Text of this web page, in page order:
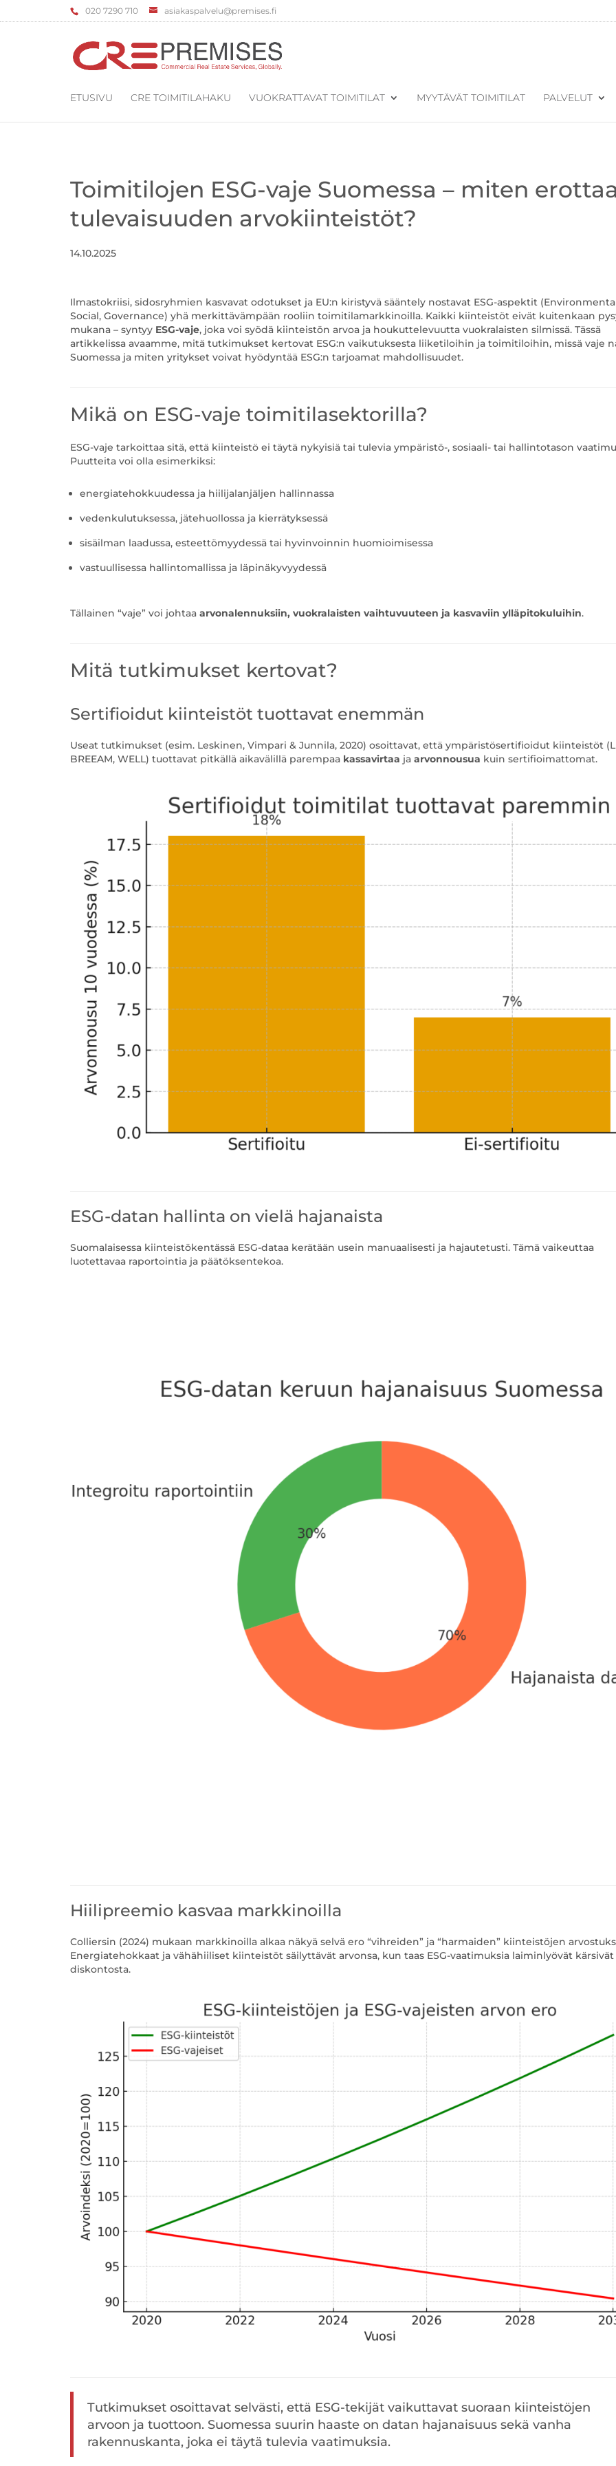
‌020 7290 710 asiakaspalvelu@premises.fi
ETUSIVU CRE TOIMITILAHAKU VUOKRATTAVAT TOIMITILAT MYYTÄVÄT TOIMITILAT PALVELUT
Toimitilojen ESG-vaje Suomessa – miten erottaa
tulevaisuuden arvokiinteistöt?
14.10.2025
Ilmastokriisi, sidosryhmien kasvavat odotukset ja EU:n kiristyvä sääntely nostavat ESG-aspektit
Social, Governance) yhä merkittävämpään rooliin toimitilamarkkinoilla. Kaikki kiinteistöt eivät kuitenkaan
mukana – syntyy ESG-vaje, joka voi syödä kiinteistön arvoa ja houkuttelevuutta vuokralaisten silmissä. Tässä
artikkelissa avaamme, mitä tutkimukset kertovat ESG:n vaikutuksesta liiketiloihin ja toimitiloihin, missä vaje
Suomessa ja miten yritykset voivat hyödyntää ESG:n tarjoamat mahdollisuudet.
Mikä on ESG-vaje toimitilasektorilla?
ESG-vaje tarkoittaa sitä, että kiinteistö ei täytä nykyisiä tai tulevia ympäristö-, sosiaali- tai hallintotason
Puutteita voi olla esimerkiksi:
energiatehokkuudessa ja hiilijalanjäljen hallinnassa
vedenkulutuksessa, jätehuollossa ja kierrätyksessä
sisäilman laadussa, esteettömyydessä tai hyvinvoinnin huomioimisessa
vastuullisessa hallintomallissa ja läpinäkyvyydessä
Tällainen “vaje” voi johtaa arvonalennuksiin, vuokralaisten vaihtuvuuteen ja kasvaviin ylläpitokuluihin.
Mitä tutkimukset kertovat?
Sertifioidut kiinteistöt tuottavat enemmän
Useat tutkimukset (esim. Leskinen, Vimpari & Junnila, 2020) osoittavat, että ympäristösertifioidut kiinteistöt
BREEAM, WELL) tuottavat pitkällä aikavälillä parempaa kassavirtaa ja arvonnousua kuin sertifioimattomat.
ESG-datan hallinta on vielä hajanaista
Suomalaisessa kiinteistökentässä ESG-dataa kerätään usein manuaalisesti ja hajautetusti. Tämä vaikeuttaa
luotettavaa raportointia ja päätöksentekoa.
Hiilipreemio kasvaa markkinoilla
Colliersin (2024) mukaan markkinoilla alkaa näkyä selvä ero “vihreiden” ja “harmaiden” kiinteistöjen
Energiatehokkaat ja vähähiiliset kiinteistöt säilyttävät arvonsa, kun taas ESG-vaatimuksia laiminlyövät kärsivät
diskontosta.
Tutkimukset osoittavat selvästi, että ESG-tekijät vaikuttavat suoraan kiinteistöjen
arvoon ja tuottoon. Suomessa suurin haaste on datan hajanaisuus sekä vanha
rakennuskanta, joka ei täytä tulevia vaatimuksia.